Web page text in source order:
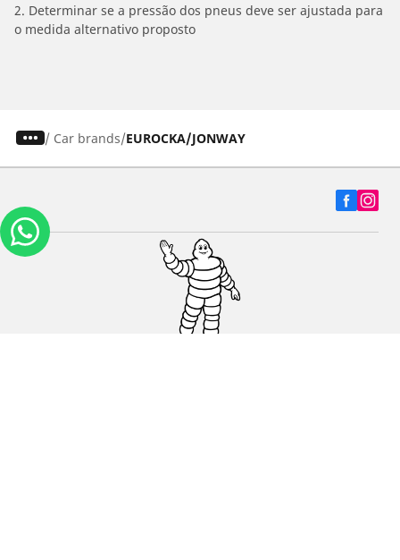
2. Determinar se a pressão dos pneus deve ser ajustada para
o medida alternativo proposto
/ Car brands EUROCKA/JONWAY